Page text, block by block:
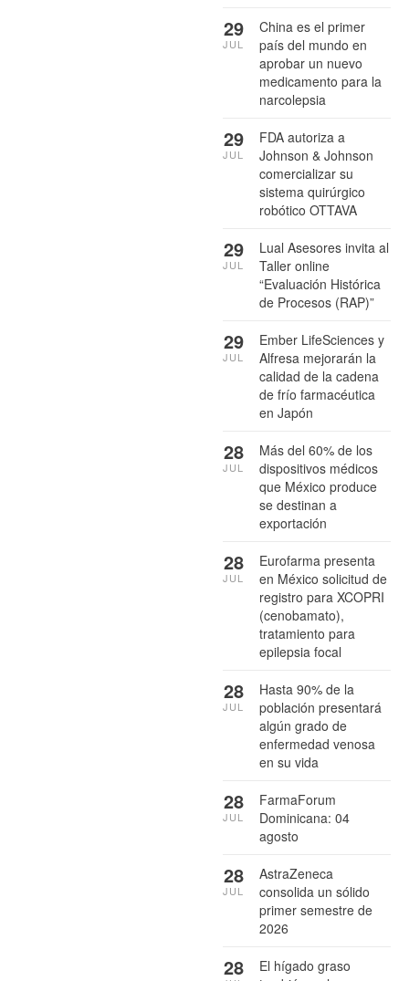
China es el primer
país del mundo en
aprobar un nuevo
medicamento para la
narcolepsia
29
JUL
FDA autoriza a
Johnson & Johnson
comercializar su
sistema quirúrgico
robótico OTTAVA
29
JUL
Lual Asesores invita al
Taller online
“Evaluación Histórica
de Procesos (RAP)”
29
JUL
Ember LifeSciences y
Alfresa mejorarán la
calidad de la cadena
de frío farmacéutica
en Japón
29
JUL
Más del 60% de los
dispositivos médicos
que México produce
se destinan a
exportación
28
JUL
Eurofarma presenta
en México solicitud de
registro para XCOPRI
(cenobamato),
tratamiento para
epilepsia focal
28
JUL
Hasta 90% de la
población presentará
algún grado de
enfermedad venosa
en su vida
28
JUL
FarmaForum
Dominicana: 04
agosto
28
JUL
AstraZeneca
consolida un sólido
primer semestre de
2026
28
JUL
El hígado graso
28